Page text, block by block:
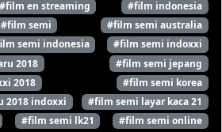
#film en streaming
#film indonesia
#film semi
#film semi australia
semi indonesia
#film semi indoxxi
2018
#film semi jepang
2018
#film semi korea
2018 indoxxi
#film semi layar kaca 21
#film semi lk21
#film semi online